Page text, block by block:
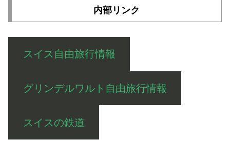
内部リンク
スイス自由旅行情報
グリンデルワルト自由旅行情報
スイスの鉄道